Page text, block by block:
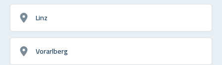
Linz
Vorarlberg